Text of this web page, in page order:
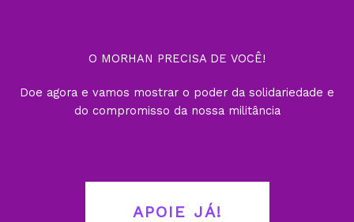
O MORHAN PRECISA DE VOCÊ!
Doe agora e vamos mostrar o poder da solidariedade e
do compromisso da nossa militância
APOIE JÁ!